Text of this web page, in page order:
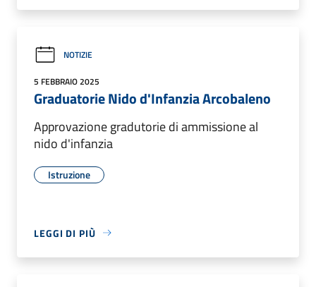
NOTIZIE
5 FEBBRAIO 2025
Graduatorie Nido d'Infanzia Arcobaleno
Approvazione gradutorie di ammissione al
nido d'infanzia
Istruzione
LEGGI DI PIÙ